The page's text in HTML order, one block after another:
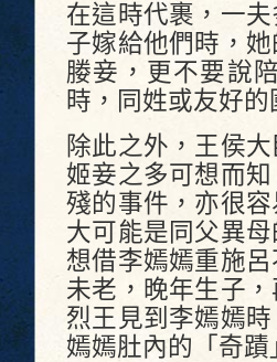
在這時代裹，一
子嫁給他們時，
媵妾，更不要說
時，同姓或友好
除此之外，王侯
姬妾之多可想而
殘的事件，亦很
大可能是同父異
想借李嫣嫣重施
未老，晚年生子
烈王見到李嫣嫣
嫣嫣肚內的「奇